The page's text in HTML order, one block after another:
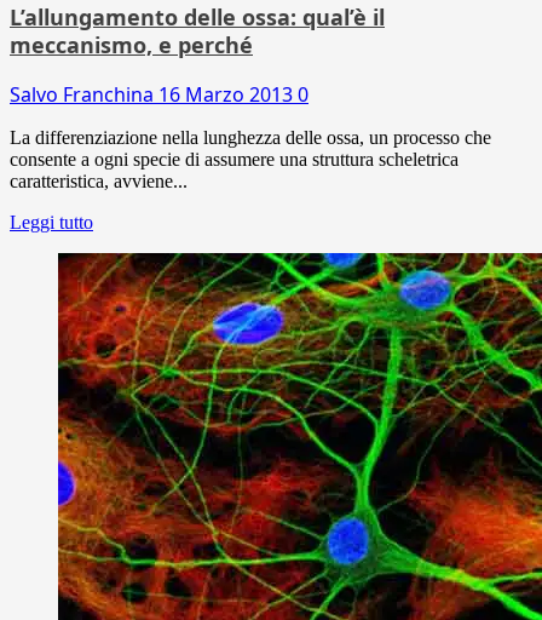
L’allungamento delle ossa: qual’è il
meccanismo, e perché
Salvo Franchina 16 Marzo 20130
La differenziazione nella lunghezza delle ossa, un processo che
consente a ogni specie di assumere una struttura scheletrica
caratteristica, avviene...
Leggi tutto